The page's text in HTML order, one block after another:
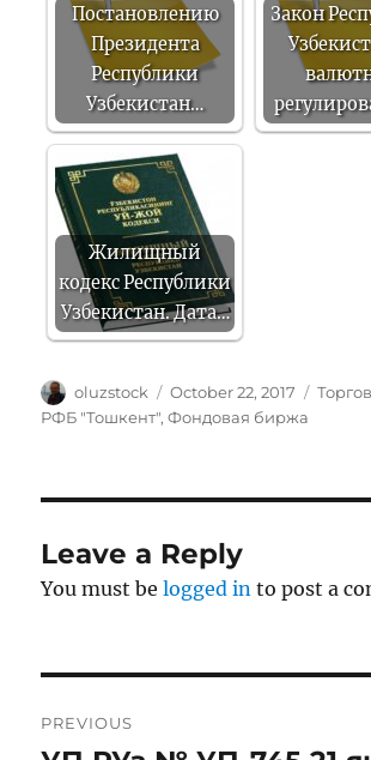
Постановлению
Президента
Республики
Узбекистан…
Закон
Жилищный
кодекс Республики
Узбекистан. Дата…
Author
oluzstock
Posted
on
October 22, 2017
РФБ "Тошкент",Фондовая биржа
Leave a Reply
You must belogged in to post a
navigation
PREVIOUS